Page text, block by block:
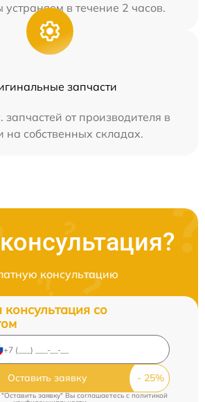
в течение 2 часов.
запчасти
запчастей от производителя в
на собственных складах.
консультацию
консультация со
Оставить заявку
заявку" Вы соглашаетесь c политикой